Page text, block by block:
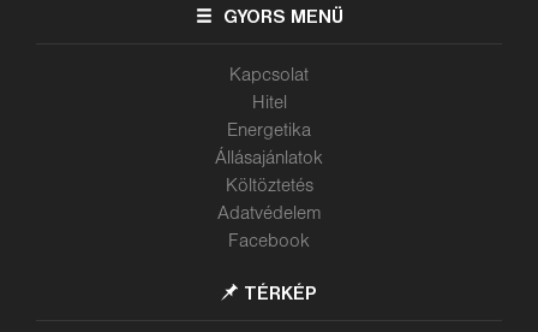
GYORS MENÜ
Kapcsolat
Hitel
Energetika
Állásajánlatok
Költöztetés
Adatvédelem
Facebook
TÉRKÉP